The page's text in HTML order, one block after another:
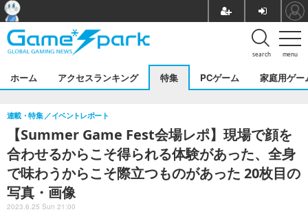
menu
search
ホーム アクセスランキング 特集 PCゲーム 家庭用ゲー
【Summer Game Fest会場レポ】現場で顔を
合わせるからこそ得られる体験があった、全身
で味わうからこそ際立つものがあった 20枚目の
写真・画像
連載・特集 イベントレポート
2023.6.25 Sun 21:00